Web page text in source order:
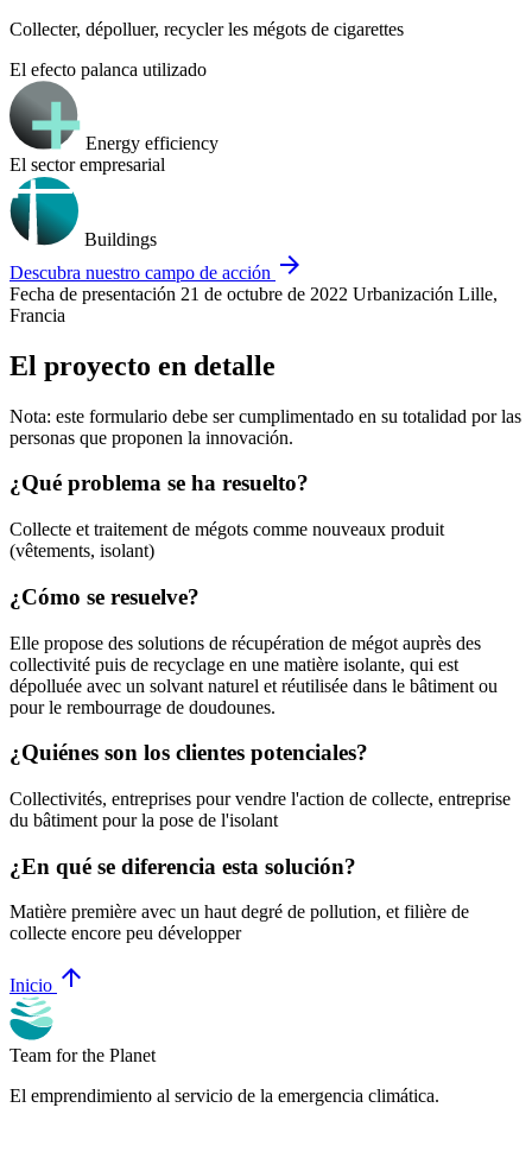
Collecter, dépolluer, recycler les mégots de cigarettes
El efecto palanca utilizado
Energy efficiency
El sector empresarial
Buildings
Descubra nuestro campo de acción arrow_forward
Fecha de presentación 21 de octubre de 2022 Urbanización Lille,
Francia
El proyecto en detalle
Nota: este formulario debe ser cumplimentado en su totalidad por las
personas que proponen la innovación.
¿Qué problema se ha resuelto?
Collecte et traitement de mégots comme nouveaux produit
(vêtements, isolant)
¿Cómo se resuelve?
Elle propose des solutions de récupération de mégot auprès des
collectivité puis de recyclage en une matière isolante, qui est
dépolluée avec un solvant naturel et réutilisée dans le bâtiment ou
pour le rembourrage de doudounes.
¿Quiénes son los clientes potenciales?
Collectivités, entreprises pour vendre l'action de collecte, entreprise
du bâtiment pour la pose de l'isolant
¿En qué se diferencia esta solución?
Matière première avec un haut degré de pollution, et filière de
collecte encore peu développer
Inicio arrow_upward
Team for the Planet
El emprendimiento al servicio de la emergencia climática.